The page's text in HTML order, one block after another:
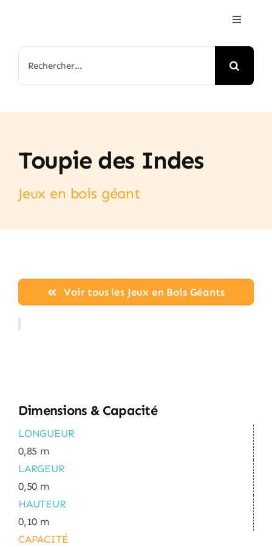
contenu
Toggle
Accueil
Arbre de Noël
Toupie des Indes
Jeux en bois géant
Voir tous les Jeux en Bois Géants
Dimensions & Capacité
LONGUEUR
0,85 m
LARGEUR
0,50 m
HAUTEUR
0,10 m
CAPACITÉ